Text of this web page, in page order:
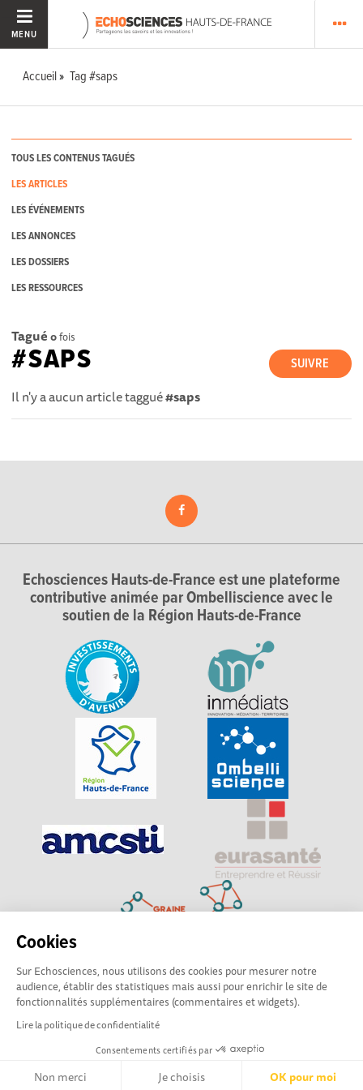
Cookies
Sur Echosciences, nous utilisons des cookies pour mesurer notre
audience, établir des statistiques mais aussi pour enrichir le site de
fonctionnalités supplémentaires (commentaires et widgets).
Lire la politique de confidentialité
Consentements certifiés par
Non merci Je choisis OK pour moi
MENU
Accueil Tag #saps
TOUS LES CONTENUS TAGUÉS
LES ARTICLES
LES ÉVÉNEMENTS
LES ANNONCES
LES DOSSIERS
LES RESSOURCES
Tagué 0fois
SUIVRE
#SAPS
Il n'y a aucun article taggué#saps
Echosciences Hauts-de-France est une plateforme
contributive animée par Ombelliscience avec le
soutien de la Région Hauts-de-France
Explorer, s’exprimer, rentrer en contact : Echosciences
Hauts-de-France est le réseau social des amateurs de
sciences et de technologies du territoire
Mentions légales|Politique de confidentialité
Ligne éditoriale